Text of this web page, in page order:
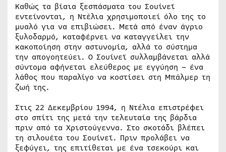
Καθώς τα βίαια ξεσπάσματα του Σουίνεϊ
εντείνονται, η Ντέλια χρησιμοποιεί όλο της το
μυαλό για να επιβιώσει. Μετά από έναν άγριο
ξυλοδαρμό, καταφέρνει να καταγγείλει την
κακοποίηση στην αστυνομία, αλλά το σύστημα
την απογοητεύει. Ο Σουίνεϊ συλλαμβάνεται αλλά
σύντομα αφήνεται ελεύθερος με εγγύηση – ένα
λάθος που παραλίγο να κοστίσει στη Μπάλμερ τη
ζωή της.
Στις 22 Δεκεμβρίου 1994, η Ντέλια επιστρέφει
στο σπίτι της μετά την τελευταία της βάρδια
πριν από τα Χριστούγεννα. Στο σκοτάδι βλέπει
τη σιλουέτα του Σουίνεϊ. Πριν προλάβει να
ξεφύγει, της επιτίθεται με ένα τσεκούρι και